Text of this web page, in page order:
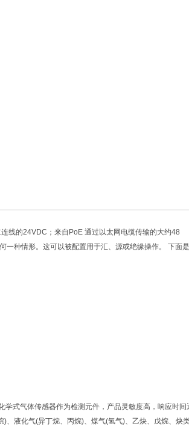
线的24VDC；来自PoE 通过以太网电缆传输的大约48
一种情形。这可以被配置用于汇、源或绝缘操作。 下面是
学式气体传感器作为检测元件，产品灵敏度高，响应时
、液化气(异丁烷、丙烷)、煤气(氢气)、乙炔、戊烷、